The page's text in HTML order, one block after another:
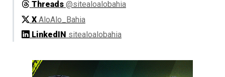
Threads @sitealoalobahia
X AloAlo_Bahia
LinkedIN sitealoalobahia